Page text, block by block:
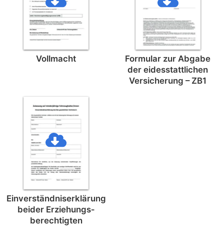
Vollmacht
Formular zur Abgabe
der eides­stattlichen
Versicherung – ZB1
Einverständnis­erklärung
beider Erziehungs­
berechtigten